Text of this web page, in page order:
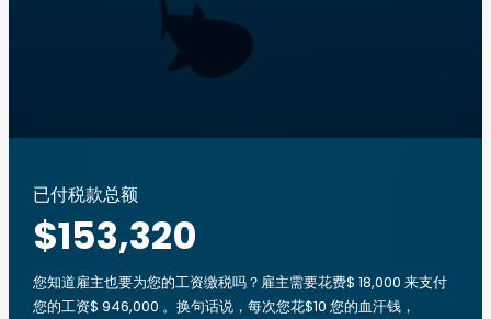
已付税款总额
$153,320
您知道雇主也要为您的工资缴税吗？雇主需要花费$ 18,000 来支付
您的工资$ 946,000 。换句话说，每次您花$10 您的血汗钱，